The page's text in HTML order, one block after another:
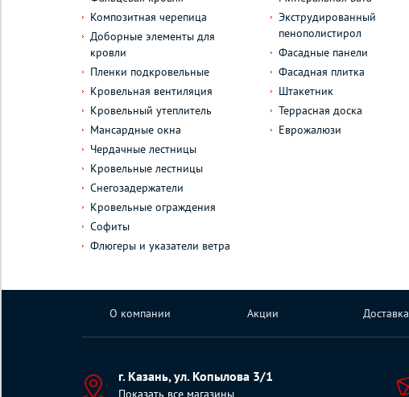
Композитная черепица
Доборные элементы для
кровли
Пленки подкровельные
Кровельная вентиляция
Кровельный утеплитель
Мансардные окна
Чердачные лестницы
Кровельные лестницы
Снегозадержатели
Кровельные ограждения
Софиты
Флюгеры и указатели ветра
Экструдированный
пенополистирол
Фасадные панели
Фасадная плитка
Штакетник
Террасная доска
Еврожалюзи
О компании Акции Доставка
г. Казань, ул. Копылова 3/1
Показать все магазины